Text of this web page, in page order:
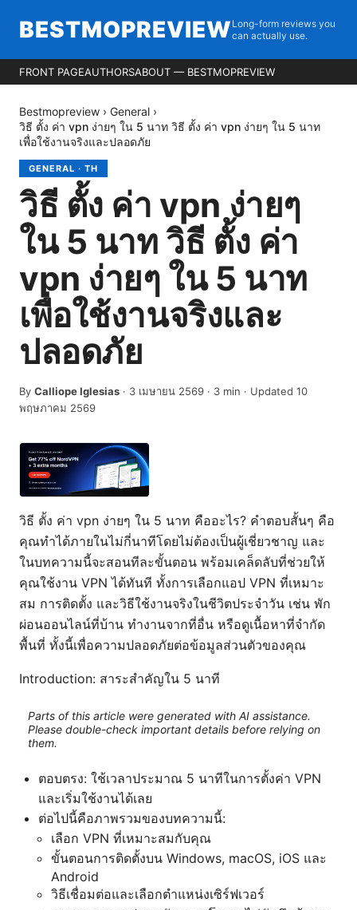
BESTMOPREVIEW Long-form reviews you
can actually use.
FRONT PAGEAUTHORSABOUT — BESTMOPREVIEW
Bestmopreview › General ›
วิธี ตั้ง ค่า vpn ง่ายๆ ใน 5 นาท วิธี ตั้ง ค่า vpn ง่ายๆ ใน 5 นาท
เพื่อใช้งานจริงและปลอดภัย
GENERAL · TH
วิธี ตั้ง ค่า vpn ง่ายๆ
ใน 5 นาท วิธี ตั้ง ค่า
vpn ง่ายๆ ใน 5 นาท
เพื่อใช้งานจริงและ
ปลอดภัย
By Calliope Iglesias · 3 เมษายน 2569 · 3 min · Updated 10
พฤษภาคม 2569
วิธี ตั้ง ค่า vpn ง่ายๆ ใน 5 นาท คืออะไร? คำตอบสั้นๆ คือ
คุณทำได้ภายในไม่กี่นาทีโดยไม่ต้องเป็นผู้เชี่ยวชาญ และ
ในบทความนี้จะสอนทีละขั้นตอน พร้อมเคล็ดลับที่ช่วยให้
คุณใช้งาน VPN ได้ทันที ทั้งการเลือกแอป VPN ที่เหมาะ
สม การติดตั้ง และวิธีใช้งานจริงในชีวิตประจำวัน เช่น พัก
ผ่อนออนไลน์ที่บ้าน ทำงานจากที่อื่น หรือดูเนื้อหาที่จำกัด
พื้นที่ ทั้งนี้เพื่อความปลอดภัยต่อข้อมูลส่วนตัวของคุณ
Introduction: สาระสำคัญใน 5 นาที
Parts of this article were generated with AI assistance.
Please double-check important details before relying on
them.
ตอบตรง: ใช้เวลาประมาณ 5 นาทีในการตั้งค่า VPN
และเริ่มใช้งานได้เลย
ต่อไปนี้คือภาพรวมของบทความนี้:
เลือก VPN ที่เหมาะสมกับคุณ
ขั้นตอนการติดตั้งบน Windows, macOS, iOS และ
Android
วิธีเชื่อมต่อและเลือกตำแหน่งเซิร์ฟเวอร์